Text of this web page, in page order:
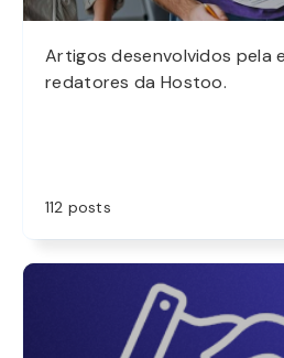
Artigos desenvolvidos pela
redatores da Hostoo.
112 posts